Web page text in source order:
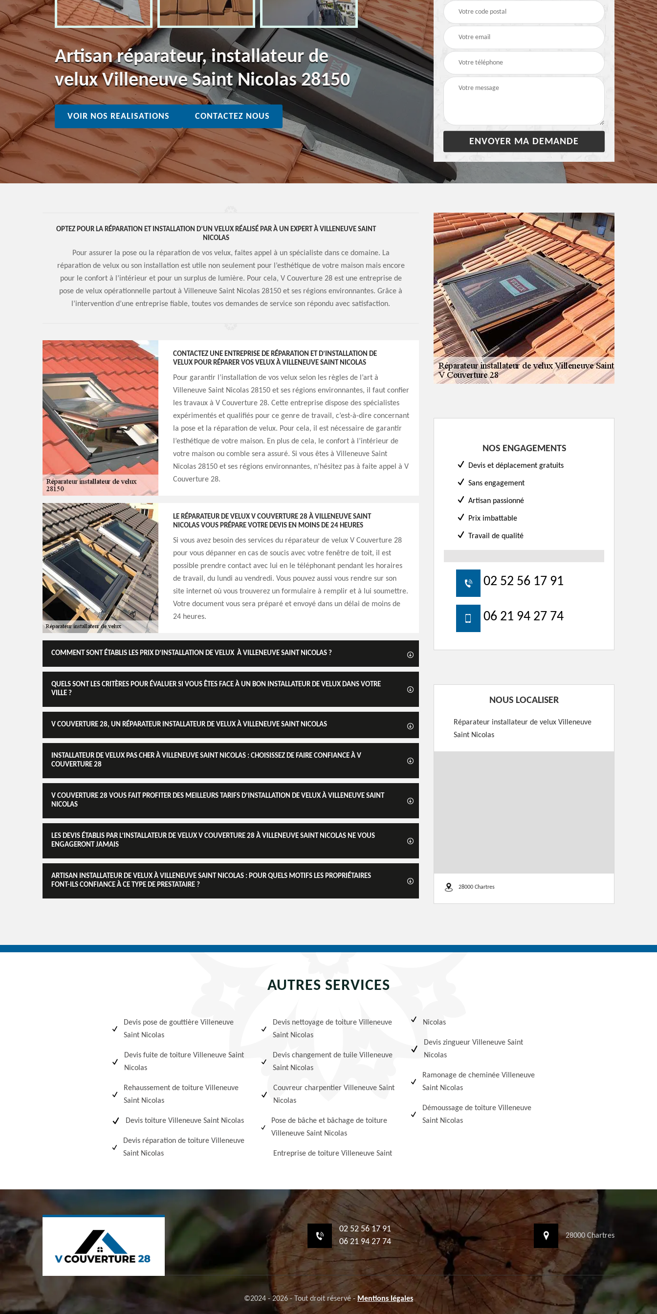
Artisan réparateur, installateur de
velux Villeneuve Saint Nicolas 28150
VOIR NOS REALISATIONS CONTACTEZ NOUS
OPTEZ POUR LA RÉPARATION ET INSTALLATION D’UN VELUX RÉALISÉ PAR À UN EXPERT À VILLENEUVE SAINT
NICOLAS
Pour assurer la pose ou la réparation de vos velux, faites appel à un spécialiste dans ce domaine. La
réparation de velux ou son installation est utile non seulement pour l’esthétique de votre maison mais encore
pour le confort à l’intérieur et pour un surplus de lumière. Pour cela, V Couverture 28 est une entreprise de
pose de velux opérationnelle partout à Villeneuve Saint Nicolas 28150 et ses régions environnantes. Grâce à
l’intervention d’une entreprise fiable, toutes vos demandes de service son répondu avec satisfaction.
CONTACTEZ UNE ENTREPRISE DE RÉPARATION ET D’INSTALLATION DE
VELUX POUR RÉPARER VOS VELUX À VILLENEUVE SAINT NICOLAS
Pour garantir l’installation de vos velux selon les règles de l’art à
Villeneuve Saint Nicolas 28150 et ses régions environnantes, il faut confier
les travaux à V Couverture 28. Cette entreprise dispose des spécialistes
expérimentés et qualifiés pour ce genre de travail, c’est-à-dire concernant
la pose et la réparation de velux. Pour cela, il est nécessaire de garantir
l’esthétique de votre maison. En plus de cela, le confort à l’intérieur de
votre maison ou comble sera assuré. Si vous êtes à Villeneuve Saint
Nicolas 28150 et ses régions environnantes, n’hésitez pas à faite appel à V
Couverture 28.
LE RÉPARATEUR DE VELUX V COUVERTURE 28 À VILLENEUVE SAINT
NICOLAS VOUS PRÉPARE VOTRE DEVIS EN MOINS DE 24 HEURES
Si vous avez besoin des services du réparateur de velux V Couverture 28
pour vous dépanner en cas de soucis avec votre fenêtre de toit, il est
possible prendre contact avec lui en le téléphonant pendant les horaires
de travail, du lundi au vendredi. Vous pouvez aussi vous rendre sur son
site internet où vous trouverez un formulaire à remplir et à lui soumettre.
Votre document vous sera préparé et envoyé dans un délai de moins de
24 heures.
COMMENT SONT ÉTABLIS LES PRIX D’INSTALLATION DE VELUX À VILLENEUVE SAINT NICOLAS ?
QUELS SONT LES CRITÈRES POUR ÉVALUER SI VOUS ÊTES FACE À UN BON INSTALLATEUR DE VELUX DANS VOTRE
VILLE ?
V COUVERTURE 28, UN RÉPARATEUR INSTALLATEUR DE VELUX À VILLENEUVE SAINT NICOLAS
INSTALLATEUR DE VELUX PAS CHER À VILLENEUVE SAINT NICOLAS : CHOISISSEZ DE FAIRE CONFIANCE À V
COUVERTURE 28
V COUVERTURE 28 VOUS FAIT PROFITER DES MEILLEURS TARIFS D’INSTALLATION DE VELUX À VILLENEUVE SAINT
NICOLAS
LES DEVIS ÉTABLIS PAR L’INSTALLATEUR DE VELUX V COUVERTURE 28 À VILLENEUVE SAINT NICOLAS NE VOUS
ENGAGERONT JAMAIS
ARTISAN INSTALLATEUR DE VELUX À VILLENEUVE SAINT NICOLAS : POUR QUELS MOTIFS LES PROPRIÉTAIRES
FONT-ILS CONFIANCE À CE TYPE DE PRESTATAIRE ?
NOS ENGAGEMENTS
Devis et déplacement gratuits
Sans engagement
Artisan passionné
Prix imbattable
Travail de qualité
02 52 56 17 91
06 21 94 27 74
NOUS LOCALISER
Réparateur installateur de velux Villeneuve
Saint Nicolas
28000 Chartres
AUTRES SERVICES
Devis pose de gouttière Villeneuve
Saint Nicolas
Devis fuite de toiture Villeneuve Saint
Nicolas
Rehaussement de toiture Villeneuve
Saint Nicolas
Devis toiture Villeneuve Saint Nicolas
Devis réparation de toiture Villeneuve
Saint Nicolas
Devis nettoyage de toiture Villeneuve
Saint Nicolas
Devis changement de tuile Villeneuve
Saint Nicolas
Couvreur charpentier Villeneuve Saint
Nicolas
Pose de bâche et bâchage de toiture
Villeneuve Saint Nicolas
Entreprise de toiture Villeneuve Saint
Nicolas
Devis zingueur Villeneuve Saint
Nicolas
Ramonage de cheminée Villeneuve
Saint Nicolas
Démoussage de toiture Villeneuve
Saint Nicolas
02 52 56 17 91
06 21 94 27 74
28000 Chartres
©2024 - 2026 - Tout droit réservé - Mentions légales